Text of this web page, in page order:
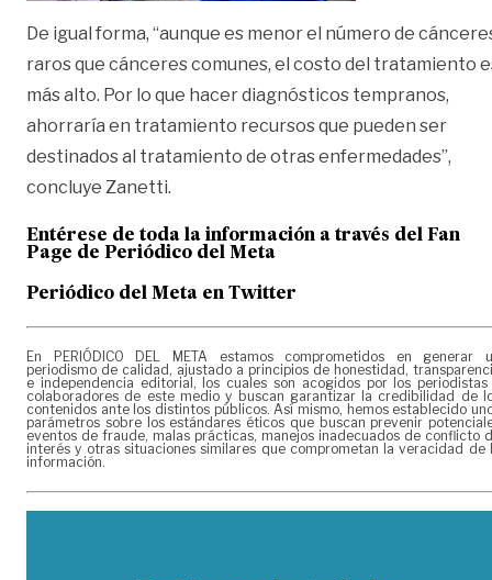
De igual forma, “aunque es menor el número de
raros que cánceres comunes, el costo del tratamiento
más alto. Por lo que hacer diagnósticos tempranos,
ahorraría en tratamiento recursos que pueden ser
destinados al tratamiento de otras enfermedades”,
concluye Zanetti.
Entérese de toda la información a través del Fan
Page de Periódico del Meta
Periódico del Meta en Twitter
En PERIÓDICO DEL META estamos comprometidos en generar
periodismo de calidad, ajustado a principios de honestidad,
e independencia editorial, los cuales son acogidos por los periodistas
colaboradores de este medio y buscan garantizar la credibilidad de
contenidos ante los distintos públicos. Así mismo, hemos establecido
parámetros sobre los estándares éticos que buscan prevenir
eventos de fraude, malas prácticas, manejos inadecuados de conflicto
interés y otras situaciones similares que comprometan la veracidad de
información.